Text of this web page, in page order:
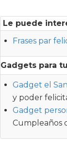
Le puede
Frases par
Gadgets para
Gadget el
y poder
Gadget
Cumpleaños